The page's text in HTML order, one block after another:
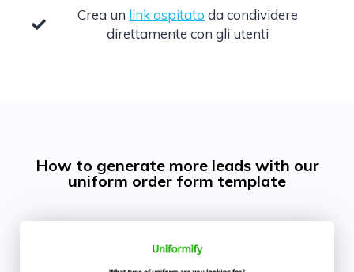
Crea un link ospitato da condividere
direttamente con gli utenti
How to generate more leads with our
uniform order form template